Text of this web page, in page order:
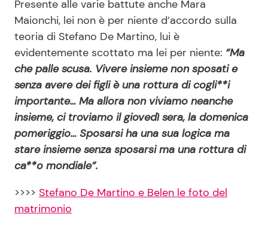
Presente alle varie battute anche Mara
Maionchi, lei non è per niente d’accordo sulla
teoria di Stefano De Martino, lui è
evidentemente scottato ma lei per niente: “Ma
che palle scusa. Vivere insieme non sposati e
senza avere dei figli è una rottura di cogli**i
importante… Ma allora non viviamo neanche
insieme, ci troviamo il giovedì sera, la domenica
pomeriggio… Sposarsi ha una sua logica ma
stare insieme senza sposarsi ma una rottura di
ca**o mondiale”.
>>>> Stefano De Martino e Belen le foto del
matrimonio